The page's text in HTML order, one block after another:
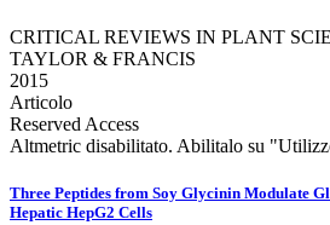
CRITICAL REVIEWS IN PLANT
TAYLOR & FRANCIS
2015
Articolo
Reserved Access
Altmetric disabilitato. Abilitalo su
Three Peptides from Soy Glycinin Modulate
Hepatic HepG2 Cells